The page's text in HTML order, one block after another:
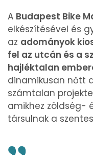
A Budapest Bike
elkészítésével és
az adományok
fel az utcán és a
hajléktalan
dinamikusan nőtt
számtalan
amikhez zöldség-
társulnak a